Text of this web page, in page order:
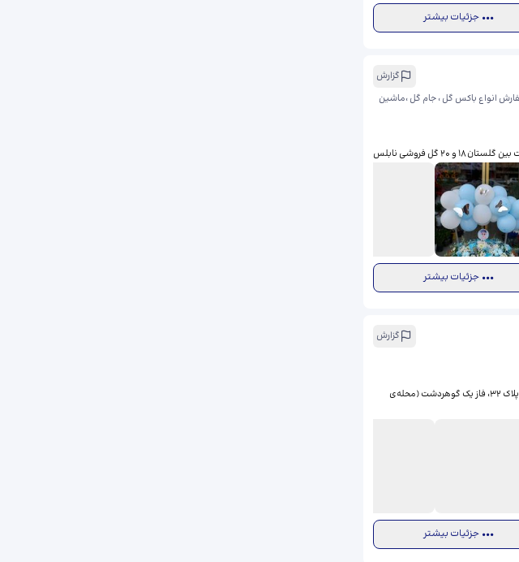
جزئیات بیشتر
گزارش
انواع باکس گل ، جام گل ،ماشین
گل فروشی نابلس
جزئیات بیشتر
گزارش
کرج، استقلال شمالی، بین هفتم فاز 1 و ششم فاز 1، پلاک 32، فاز یک گوهردشت (محله‌ی
جزئیات بیشتر